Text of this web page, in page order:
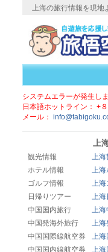
上海の旅行情報を現地
システムエラーが発生し
日本語ホットライン： +
メール：
上
観光情報 上海
ホテル情報
上海
ゴルフ情報
上海
日帰りツアー
上海
中国国内旅行
上海
中国発海外旅行
上海
中国国際線航空券
上海
中国国内線航空券
上海